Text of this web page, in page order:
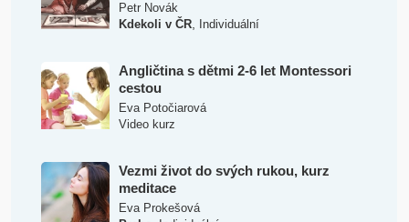
Petr Novák
Kdekoli v ČR, Individuální
Angličtina s dětmi 2-6 let Montessori
cestou
Eva Potočiarová
Video kurz
Vezmi život do svých rukou, kurz
meditace
Eva Prokešová